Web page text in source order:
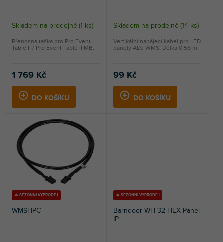
Skladem na prodejně (1 ks)
1 769 Kč
DO KOŠÍKU
Přenosná taška pro Pro Event
Table II / Pro Event Table II MB.
Skladem na prodejně (14 ks)
99 Kč
DO KOŠÍKU
Vertikální napájecí kabel pro LED
panely ADJ WMS. Délka 0,56 m.
🔥 SEZONNÍ VÝPRODEJ
WMSHPC
🔥 SEZONNÍ VÝPRODEJ
Barndoor WH 32 HEX Panel
IP